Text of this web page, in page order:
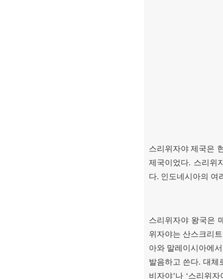
스리위자야 제국은
제국이었다. 스리위
다. 인도네시아의 여
스리위자야 왕국은
위자야는 산스크리
아와 말레이시아에
발음하고 쓴다. 대체
비자야’나 ‘스리위자